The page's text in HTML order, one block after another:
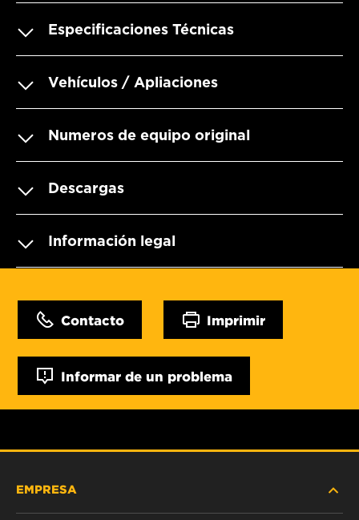
Especificaciones Técnicas
Vehículos / Apliaciones
Numeros de equipo original
Descargas
Información legal
Contacto Imprimir
Informar de un problema
EMPRESA